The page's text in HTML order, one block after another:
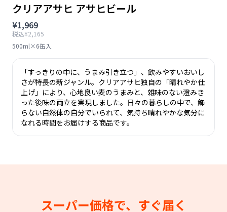
クリアアサヒ アサヒビール
¥1,969
税込¥2,165
500ml×6缶入
「すっきりの中に、うまみ引き立つ」、飲みやすいおいし
さが特長の新ジャンル。クリアアサヒ独自の「晴れやか仕
上げ」により、心地良い麦のうまみと、雑味のない澄みき
った後味の両立を実現しました。日々の暮らしの中で、飾
らない自然体の自分でいられて、気持ち晴れやかな気分に
なれる時間をお届けする商品です。
スーパー価格で、すぐ届く